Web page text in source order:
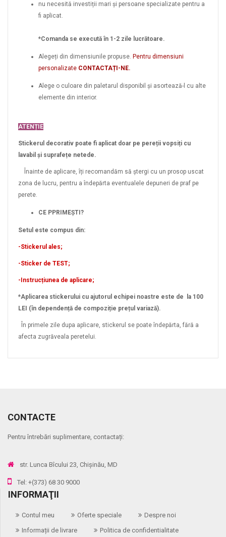
nu necesită investiții mari și persoane specializate pentru a
fi aplicat.
*Comanda se execută în 1-2 zile lucrătoare.
Alegeți din dimensiunile propuse. Pentru dimensiuni
personalizate CONTACTAȚI-NE.
Alege o culoare din paletarul disponibil și asortează-l cu alte
elemente din interior.
ATENȚIE
Stickerul decorativ poate fi aplicat doar pe pereții vopsiți cu
lavabil și suprafețe netede.
Înainte de aplicare, îți recomandăm să ștergi cu un prosop uscat
zona de lucru, pentru a îndepărta eventualele depuneri de praf pe
perete.
CE PPRIMEȘTI?
Setul este compus din:
-Stickerul ales;
-Sticker de TEST;
-Instrucțiunea de aplicare;
*Aplicarea stickerului cu ajutorul echipei noastre este de la 100
LEI (în dependență de compoziție prețul variază).
În primele zile dupa aplicare, stickerul se poate îndepărta, fără a
afecta zugrăveala peretelui.
CONTACTE
Pentru întrebări suplimentare, contactați:
str. Lunca Bîcului 23, Chișinău, MD
Tel: +(373) 68 30 9000
INFORMAŢII
Contul meu Oferte speciale
Despre noi
Informații de livrare
Politica de confidentialitate